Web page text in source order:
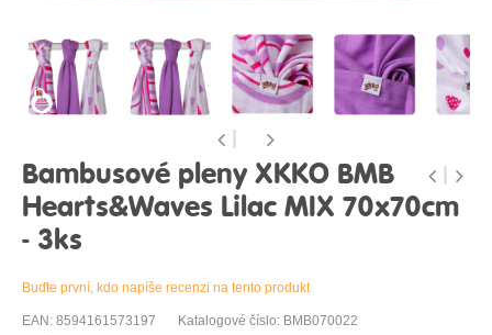
Bambusové pleny XKKO BMB
Hearts&Waves Lilac MIX 70x70cm
- 3ks
Buďte první, kdo napíše recenzi na tento produkt
EAN: 8594161573197
Katalogové číslo: BMB070022